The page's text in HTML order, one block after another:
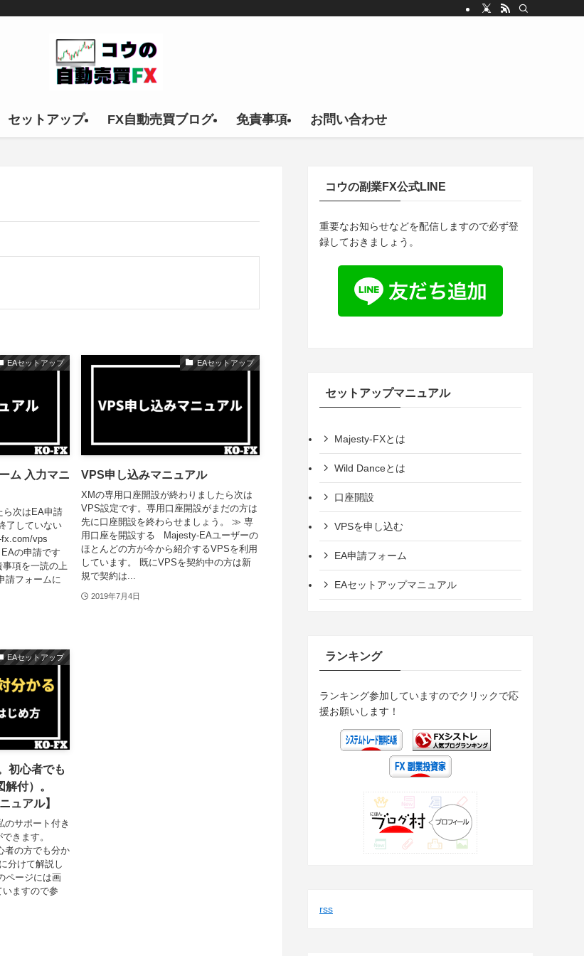
セットアップ FX自動売買ブログ 免責事項 お問い合わせ
EAセットアップ
ム 入力マニ
ら次はEA申請
了していない
vps
の申請です
項を一読の上
請フォームに
EAセットアップ
VPS申し込みマニュアル
XMの専用口座開設が終わりましたら次は
VPS設定です。専用口座開設がまだの方は
先に口座開設を終わらせましょう。 ≫ 専
用口座を開設する Majesty-EAユーザーの
ほとんどの方が今から紹介するVPSを利用
しています。 既にVPSを契約中の方は新
規で契約は...
2019年7月4日
EAセットアップ
初心者でも
付）。
ュアル】
サポート付き
できます。
者の方でも分か
分けて解説し
ページには画
ますので参
コウの副業FX公式LINE
重要なお知らせなどを配信しますので必ず登
録しておきましょう。
セットアップマニュアル
Majesty-FXとは
Wild Danceとは
口座開設
VPSを申し込む
EA申請フォーム
EAセットアップマニュアル
ランキング
ランキング参加していますのでクリックで応
援お願いします！
rss